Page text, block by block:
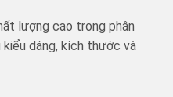
lượng cao trong phân
kiểu dáng, kích thước và